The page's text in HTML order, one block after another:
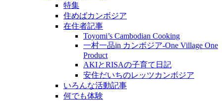
特集
住めばカンボジア
在住者記事
Toyomi’s Cambodian Cooking
一村一品in カンボジア-One Village One
Product
AKIとRISAの子育て日記
安住だいちのレッツカンボジア
いろんな活動記事
何でも体験